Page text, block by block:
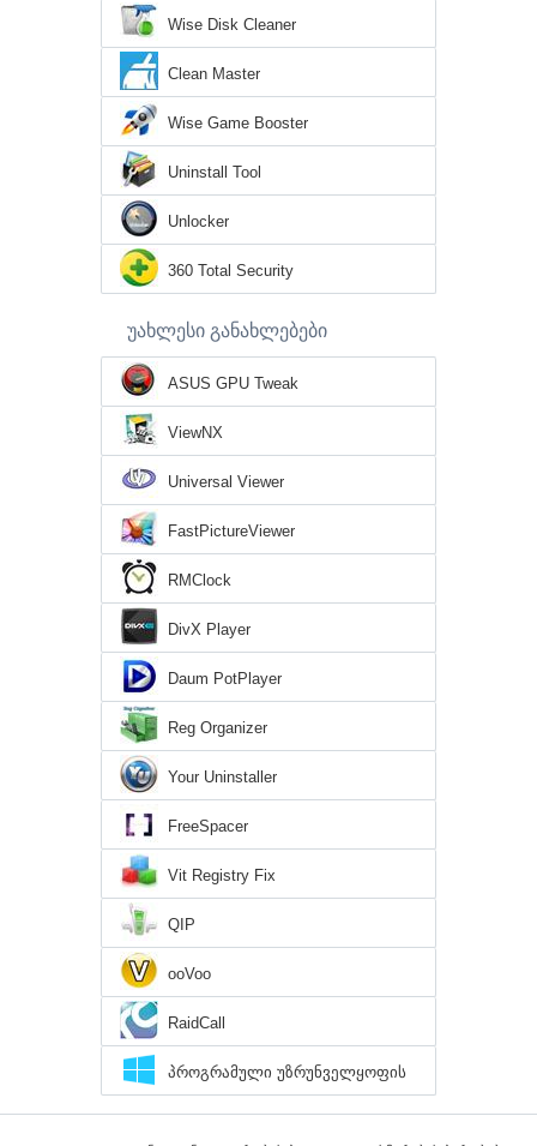
Wise Disk Cleaner
Clean Master
Wise Game Booster
Uninstall Tool
Unlocker
360 Total Security
უახლესი განახლებები
ASUS GPU Tweak
ViewNX
Universal Viewer
FastPictureViewer
RMClock
DivX Player
Daum PotPlayer
Reg Organizer
Your Uninstaller
FreeSpacer
Vit Registry Fix
QIP
ooVoo
RaidCall
პროგრამული უზრუნველყოფის
დირექტორია Windows 10